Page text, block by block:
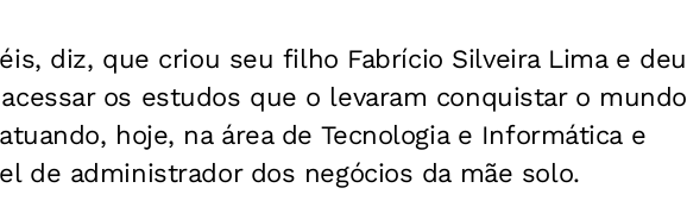
diz, que criou seu filho Fabrício Silveira Lima e deu
os estudos que o levaram conquistar o mundo
hoje, na área de Tecnologia e Informática e
de administrador dos negócios da mãe solo.